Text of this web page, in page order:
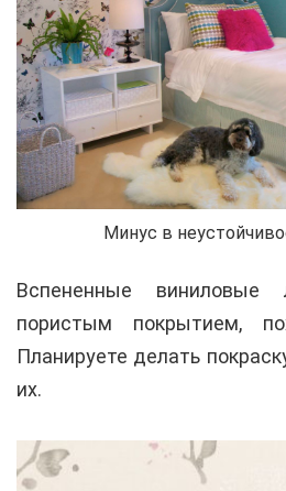
Минус в
Вспененные виниловые
пористым покрытием,
Планируете делать
их.